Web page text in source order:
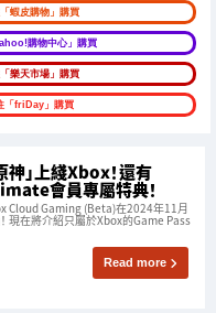
蝦皮購物」購買
購物中心」購買
樂天市場」購買
「friDay」購買
神」上綫Xbox！還有
會員專屬特典！
Cloud Gaming (Beta)在2024年11月
現在將介紹只屬於Xbox的Game Pass
Read more